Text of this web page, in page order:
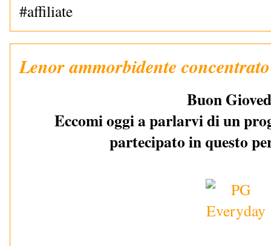
#affiliate
Lenor ammorbidente concentrato
Buon
Eccomi oggi a parlarvi di un
partecipato in questo